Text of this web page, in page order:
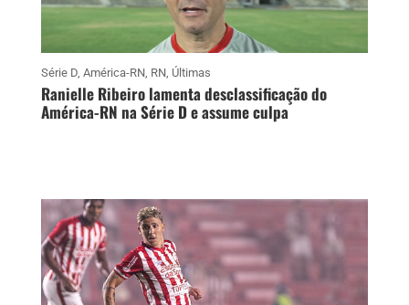
Série D, América-RN, RN, Últimas
Ranielle Ribeiro lamenta desclassificação do
América-RN na Série D e assume culpa